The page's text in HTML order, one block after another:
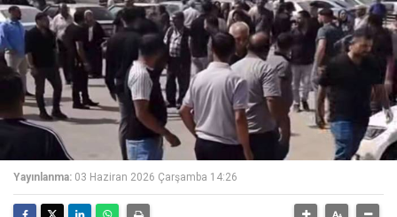
Yayınlanma: 03 Haziran 2026 Çarşamba 14:26